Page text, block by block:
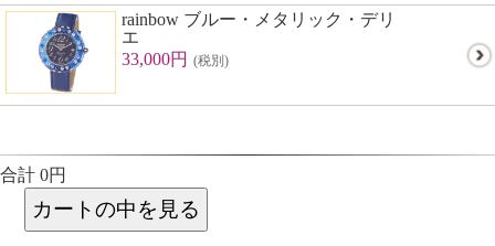
rainbow ブルー・メタリック・デリ
エ
33,000円 (税別)
合計 0円